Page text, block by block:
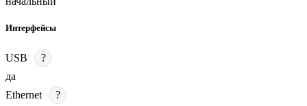
Интерфейсы
USB
?
да
Ethernet
?